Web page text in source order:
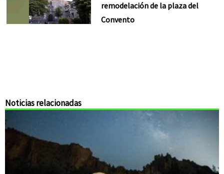
remodelación de la plaza del
Convento
Noticias relacionadas